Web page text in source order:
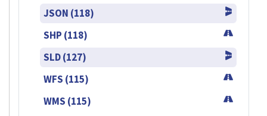
JSON (118)
SHP (118)
SLD (127)
WFS (115)
WMS (115)